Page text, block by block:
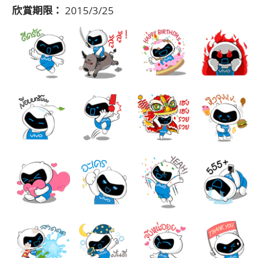
欣賞期限： 2015/3/25